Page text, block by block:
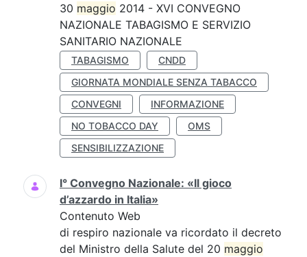
30 maggio 2014 - XVI CONVEGNO
NAZIONALE TABAGISMO E SERVIZIO
SANITARIO NAZIONALE
TABAGISMO
CNDD
GIORNATA MONDIALE SENZA TABACCO
CONVEGNI
INFORMAZIONE
NO TOBACCO DAY
OMS
SENSIBILIZZAZIONE
I° Convegno Nazionale: «Il gioco
d’azzardo in Italia»
Contenuto Web
di respiro nazionale va ricordato il decreto
del Ministro della Salute del 20 maggio